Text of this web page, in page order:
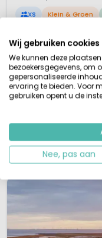
XS Klein & Groen
Kennis maken met
Maisdoolhof,
Zondagsrust
Ben je op zoek naar een
en Rutger en Alide heten
boerenbedrijf in Meliskerke
met vloerverwarming,
Bekijk details
Wij gebruiken cookies
We kunnen deze
bezoekersgegevens, om
gepersonaliseerde
ervaring te bieden. Voor
gebruiken opent u de
Nee, pas aan